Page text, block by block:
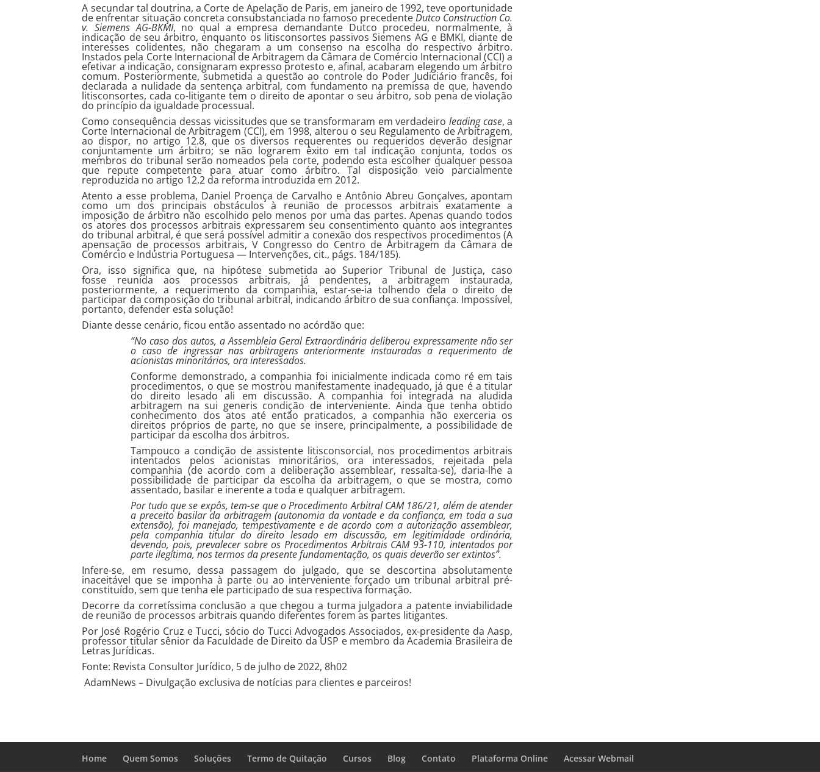
A secundar tal doutrina, a Corte de Apelação de Paris, em janeiro de 1992, teve oportunidade
de enfrentar situação concreta consubstanciada no famoso precedenteDutco Construction Co.
v. Siemens AG-BKMI, no qual a empresa demandante Dutco procedeu, normalmente, à
indicação de seu árbitro, enquanto os litisconsortes passivos Siemens AG e BMKI, diante de
interesses colidentes, não chegaram a um consenso na escolha do respectivo árbitro.
Instados pela Corte Internacional de Arbitragem da Câmara de Comércio Internacional (CCI) a
efetivar a indicação, consignaram expresso protesto e, afinal, acabaram elegendo um árbitro
comum. Posteriormente, submetida a questão ao controle do Poder Judiciário francês, foi
declarada a nulidade da sentença arbitral, com fundamento na premissa de que, havendo
litisconsortes, cada co-litigante tem o direito de apontar o seu árbitro, sob pena de violação
do princípio da igualdade processual.
Como consequência dessas vicissitudes que se transformaram em verdadeiro leading case, a
Corte Internacional de Arbitragem (CCI), em 1998, alterou o seu Regulamento de Arbitragem,
ao dispor, no artigo 12.8, que os diversos requerentes ou requeridos deverão designar
conjuntamente um árbitro; se não lograrem êxito em tal indicação conjunta, todos os
membros do tribunal serão nomeados pela corte, podendo esta escolher qualquer pessoa
que repute competente para atuar como árbitro. Tal disposição veio parcialmente
reproduzida no artigo 12.2 da reforma introduzida em 2012.
Atento a esse problema, Daniel Proença de Carvalho e Antônio Abreu Gonçalves, apontam
como um dos principais obstáculos à reunião de processos arbitrais exatamente a
imposição de árbitro não escolhido pelo menos por uma das partes. Apenas quando todos
os atores dos processos arbitrais expressarem seu consentimento quanto aos integrantes
do tribunal arbitral, é que será possível admitir a conexão dos respectivos procedimentos (A
apensação de processos arbitrais, V Congresso do Centro de Arbitragem da Câmara de
Comércio e Indústria Portuguesa — Intervenções, cit., págs. 184/185).
Ora, isso significa que, na hipótese submetida ao Superior Tribunal de Justiça, caso
fosse reunida aos processos arbitrais, já pendentes, a arbitragem instaurada,
posteriormente, a requerimento da companhia, estar-se-ia tolhendo dela o direito de
participar da composição do tribunal arbitral, indicando árbitro de sua confiança. Impossível,
portanto, defender esta solução!
Diante desse cenário, ficou então assentado no acórdão que:
“No caso dos autos, a Assembleia Geral Extraordinária deliberou expressamente não ser
o caso de ingressar nas arbitragens anteriormente instauradas a requerimento de
acionistas minoritários, ora interessados.
Conforme demonstrado, a companhia foi inicialmente indicada como ré em tais
procedimentos, o que se mostrou manifestamente inadequado, já que é a titular
do direito lesado ali em discussão. A companhia foi integrada na aludida
arbitragem na sui generis condição de interveniente. Ainda que tenha obtido
conhecimento dos atos até então praticados, a companhia não exerceria os
direitos próprios de parte, no que se insere, principalmente, a possibilidade de
participar da escolha dos árbitros.
Tampouco a condição de assistente litisconsorcial, nos procedimentos arbitrais
intentados pelos acionistas minoritários, ora interessados, rejeitada pela
companhia (de acordo com a deliberação assemblear, ressalta-se), daria-lhe a
possibilidade de participar da escolha da arbitragem, o que se mostra, como
assentado, basilar e inerente a toda e qualquer arbitragem.
Por tudo que se expôs, tem-se que o Procedimento Arbitral CAM 186/21, além de atender
a preceito basilar da arbitragem (autonomia da vontade e da confiança, em toda a sua
extensão), foi manejado, tempestivamente e de acordo com a autorização assemblear,
pela companhia titular do direito lesado em discussão, em legitimidade ordinária,
devendo, pois, prevalecer sobre os Procedimentos Arbitrais CAM 93-110, intentados por
parte ilegítima, nos termos da presente fundamentação, os quais deverão ser extintos”.
Infere-se, em resumo, dessa passagem do julgado, que se descortina absolutamente
inaceitável que se imponha à parte ou ao interveniente forçado um tribunal arbitral pré-
constituído, sem que tenha ele participado de sua respectiva formação.
Decorre da corretíssima conclusão a que chegou a turma julgadora a patente inviabilidade
de reunião de processos arbitrais quando diferentes forem as partes litigantes.
Por José Rogério Cruz e Tucci, sócio do Tucci Advogados Associados, ex-presidente da Aasp,
professor titular sênior da Faculdade de Direito da USP e membro da Academia Brasileira de
Letras Jurídicas.
Fonte: Revista Consultor Jurídico, 5 de julho de 2022, 8h02
AdamNews – Divulgação exclusiva de notícias para clientes e parceiros!
Home Quem Somos Soluções Termo de Quitação Cursos Blog Contato Plataforma Online Acessar Webmail